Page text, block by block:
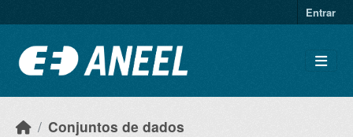
Entrar
Conjuntos de dados